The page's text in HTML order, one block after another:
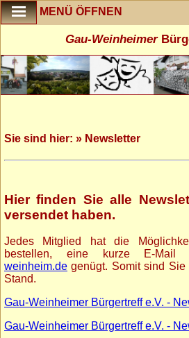
MENÜ ÖFFNEN
Gau-Weinheimer
Sie sind hier: » Newsletter
Hier finden Sie alle
versendet haben.
Jedes Mitglied hat die
bestellen, eine kurze E-
weinheim.de genügt. Somit sind Sie
Stand.
Gau-Weinheimer Bürgertreff e.V. -
Gau-Weinheimer Bürgertreff e.V. -